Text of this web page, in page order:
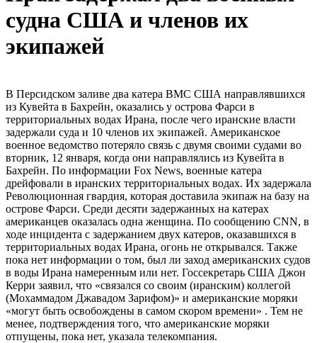
судна США и членов их
экипажей
В Персидском заливе два катера ВМС США направлявшихся
из Кувейта в Бахрейн, оказались у острова Фарси в
территориальных водах Ирана, после чего иранские власти
задержали суда и 10 членов их экипажей. Американское
военное ведомство потеряло связь с двумя своими судами во
вторник, 12 января, когда они направлялись из Кувейта в
Бахрейн. По информации Fox News, военные катера
дрейфовали в иранских территориальных водах. Их задержала
Революционная гвардия, которая доставила экипаж на базу на
острове Фарси. Среди десяти задержанных на катерах
американцев оказалась одна женщина. По сообщению CNN, в
ходе инцидента с задержанием двух катеров, оказавшихся в
территориальных водах Ирана, огонь не открывался. Также
пока нет информации о том, был ли заход американских судов
в воды Ирана намеренным или нет. Госсекретарь США Джон
Керри заявил, что «связался со своим (иранским) коллегой
(Мохаммадом Джавадом Зарифом)» и американские моряки
«могут быть освобождены в самом скором времени» . Тем не
менее, подтверждения того, что американские моряки
отпущены, пока нет, указала телекомпания.